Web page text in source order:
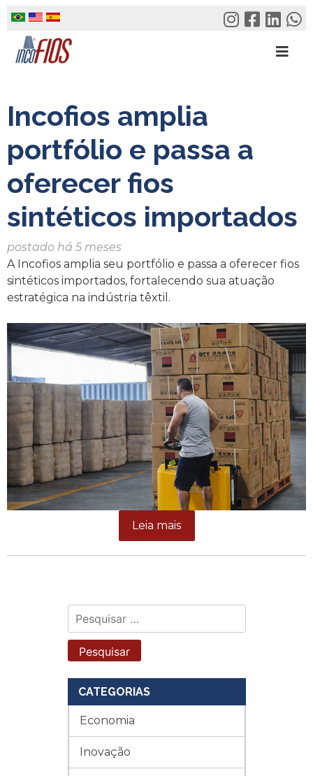
content
Pesquisar
por:
CATEGORIAS
Economia
Inovação
Incofios amplia
portfólio e passa a
oferecer fios
sintéticos importados
postado há 5 meses
A Incofios amplia seu portfólio e passa a oferecer fios
sintéticos importados, fortalecendo sua atuação
estratégica na indústria têxtil.
Leia mais